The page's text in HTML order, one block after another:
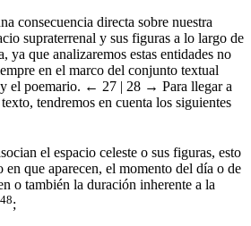
consecuencia directa sobre nuestra
supraterrenal y sus figuras a lo largo de
ya que analizaremos estas entidades no
en el marco del conjunto textual
el poemario. ← 27 | 28 → Para llegar a
tendremos en cuenta los siguientes
el espacio celeste o sus figuras, esto
en que aparecen, el momento del día o de
o también la duración inherente a la
48;